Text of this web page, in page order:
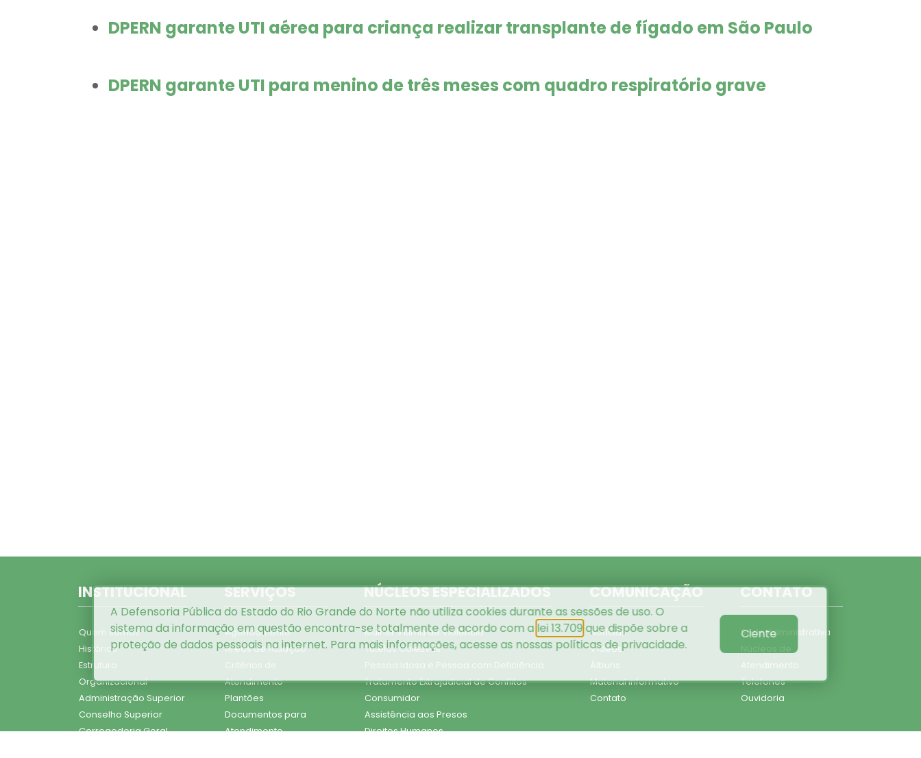
DPERN garante UTI aérea para criança realizar transplante de fígado em São Paulo
DPERN garante UTI para menino de três meses com quadro respiratório grave
INSTITUCIONAL
Quem somos
Histórico
Estrutura
Organizacional
Administração Superior
Conselho Superior
Corregedoria Geral
SERVIÇOS
Agendamento
Áreas de Atuação
Critérios de
Atendimento
Plantões
Documentos para
Atendimento
NÚCLEOS ESPECIALIZADOS
Mulher Vítima de Violência
Tutelas Coletivas
Pessoa Idosa e Pessoa com Deficiência
Tratamento Extrajudicial de Conflitos
Consumidor
Assistência aos Presos
Direitos Humanos
COMUNICAÇÃO
Notícias
Vídeos
Álbuns
Material informativo
Contato
CONTATO
Sede Administrativa
Núcleos de
Atendimento
Telefones
Ouvidoria
A Defensoria Pública do Estado do Rio Grande do Norte não utiliza cookies durante as sessões de uso. O
sistema da informação em questão encontra-se totalmente de acordo com a lei 13.709 que dispõe sobre a
proteção de dados pessoais na internet. Para mais informações, acesse as nossas políticas de privacidade.
Ciente